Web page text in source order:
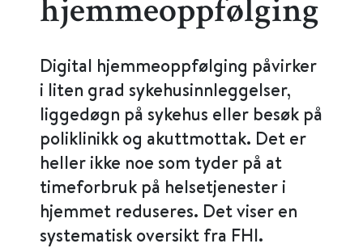
hjemmeoppfølging
Digital hjemmeoppfølging påvirker
i liten grad sykehusinnleggelser,
liggedøgn på sykehus eller besøk på
poliklinikk og akuttmottak. Det er
heller ikke noe som tyder på at
timeforbruk på helsetjenester i
hjemmet reduseres. Det viser en
systematisk oversikt fra FHI.